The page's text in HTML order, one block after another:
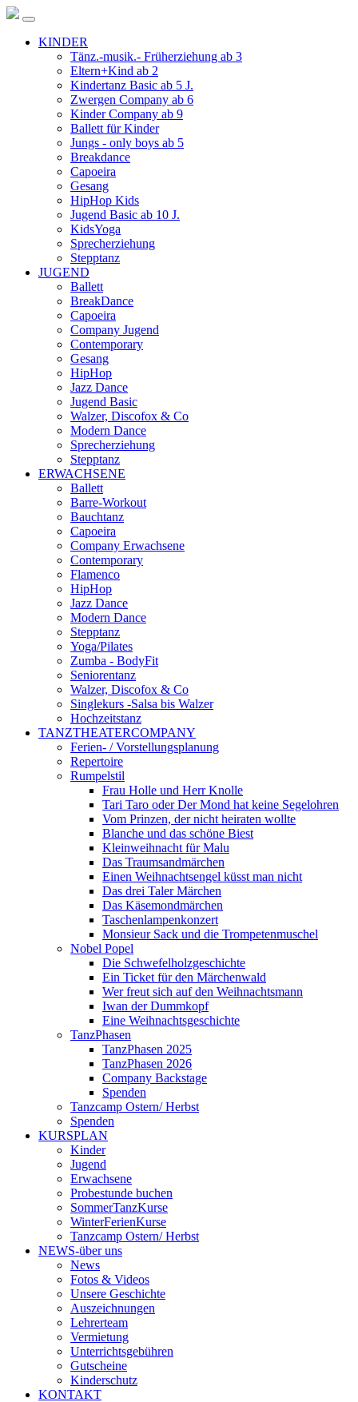
KINDER
Tänz.-musik.- Früherziehung ab 3
Eltern+Kind ab 2
Kindertanz Basic ab 5 J.
Zwergen Company ab 6
Kinder Company ab 9
Ballett für Kinder
Jungs - only boys ab 5
Breakdance
Capoeira
Gesang
HipHop Kids
Jugend Basic ab 10 J.
KidsYoga
Sprecherziehung
Stepptanz
JUGEND
Ballett
BreakDance
Capoeira
Company Jugend
Contemporary
Gesang
HipHop
Jazz Dance
Jugend Basic
Walzer, Discofox & Co
Modern Dance
Sprecherziehung
Stepptanz
ERWACHSENE
Ballett
Barre-Workout
Bauchtanz
Capoeira
Company Erwachsene
Contemporary
Flamenco
HipHop
Jazz Dance
Modern Dance
Stepptanz
Yoga/Pilates
Zumba - BodyFit
Seniorentanz
Walzer, Discofox & Co
Singlekurs -Salsa bis Walzer
Hochzeitstanz
TANZTHEATERCOMPANY
Ferien- / Vorstellungsplanung
Repertoire
Rumpelstil
Frau Holle und Herr Knolle
Tari Taro oder Der Mond hat keine Segelohren
Vom Prinzen, der nicht heiraten wollte
Blanche und das schöne Biest
Kleinweihnacht für Malu
Das Traumsandmärchen
Einen Weihnachtsengel küsst man nicht
Das drei Taler Märchen
Das Käsemondmärchen
Taschenlampenkonzert
Monsieur Sack und die Trompetenmuschel
Nobel Popel
Die Schwefelholzgeschichte
Ein Ticket für den Märchenwald
Wer freut sich auf den Weihnachtsmann
Iwan der Dummkopf
Eine Weihnachtsgeschichte
TanzPhasen
TanzPhasen 2025
TanzPhasen 2026
Company Backstage
Spenden
Tanzcamp Ostern/ Herbst
Spenden
KURSPLAN
Kinder
Jugend
Erwachsene
Probestunde buchen
SommerTanzKurse
WinterFerienKurse
Tanzcamp Ostern/ Herbst
NEWS-über uns
News
Fotos & Videos
Unsere Geschichte
Auszeichnungen
Lehrerteam
Vermietung
Unterrichtsgebühren
Gutscheine
Kinderschutz
KONTAKT